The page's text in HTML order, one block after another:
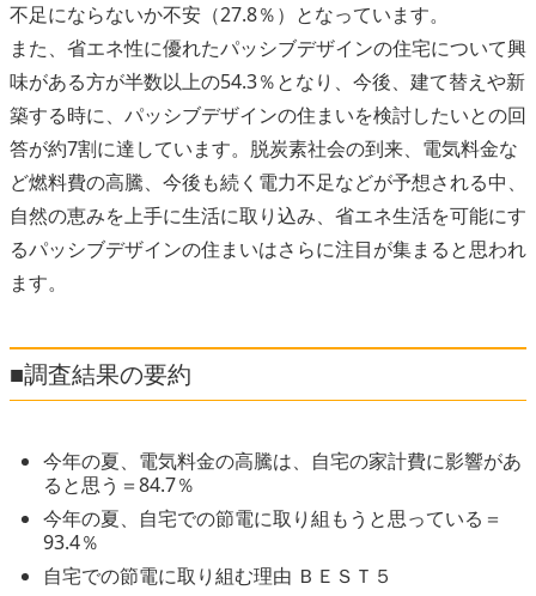
不足にならないか不安（27.8％）となっています。
また、省エネ性に優れたパッシブデザインの住宅について興
味がある方が半数以上の54.3％となり、今後、建て替えや新
築する時に、パッシブデザインの住まいを検討したいとの回
答が約7割に達しています。脱炭素社会の到来、電気料金な
ど燃料費の高騰、今後も続く電力不足などが予想される中、
自然の恵みを上手に生活に取り込み、省エネ生活を可能にす
るパッシブデザインの住まいはさらに注目が集まると思われ
ます。
■調査結果の要約
今年の夏、電気料金の高騰は、自宅の家計費に影響があ
ると思う＝84.7％
今年の夏、自宅での節電に取り組もうと思っている＝
93.4％
自宅での節電に取り組む理由 ＢＥＳＴ５